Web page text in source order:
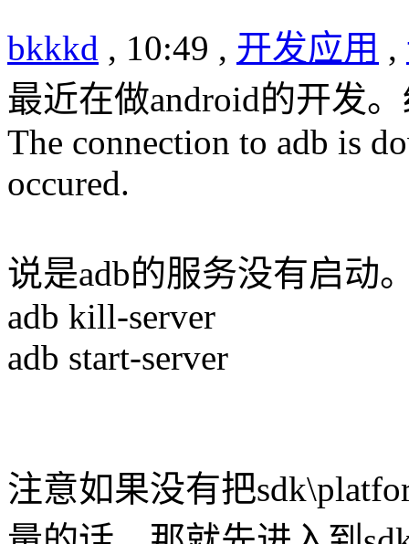
bkkkd , 10:49 , 开发应用 ,
最近在做android的开发
The connection to adb is
occured.
说是adb的服务没有启动
adb kill-server
adb start-server
注意如果没有把